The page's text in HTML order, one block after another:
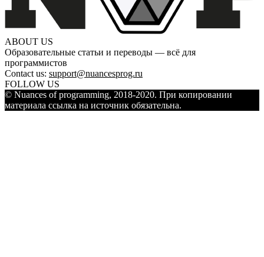
ABOUT US
Образовательные статьи и переводы — всё для
программистов
Contact us: support@nuancesprog.ru
FOLLOW US
© Nuances of programming, 2018-2020. При копировании
материала ссылка на источник обязательна.